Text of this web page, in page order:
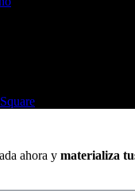
ahora y materializa